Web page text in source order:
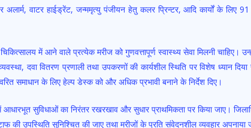
अलार्म, वाटर हाईड्रेंट, जन्ममृत्यु पंजीयन हेतु कलर प्रिन्टर, आदि कार्यों के लिए
में आने वाले प्रत्येक मरीज को गुणवत्तापूर्ण स्वास्थ्य सेवा मिलनी चाहिए।
दवा वितरण प्रणाली तथा उपकरणों की कार्यशील स्थिति पर विशेष ध्यान
समाधान के लिए हेल्प डेस्क को और अधिक प्रभावी बनाने के निर्देश दिए।
आधारभूत सुविधाओं का निरंतर रखरखाव और सुधार प्राथमिकता पर किया जाए।
की उपस्थिति सुनिश्चित की जाए तथा मरीजों के प्रति संवेदनशील व्यवहार अपनाया